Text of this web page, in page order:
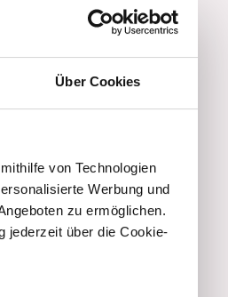
Über Cookies
von Technologien
Werbung und
zu ermöglichen.
jederzeit über die Cookie-